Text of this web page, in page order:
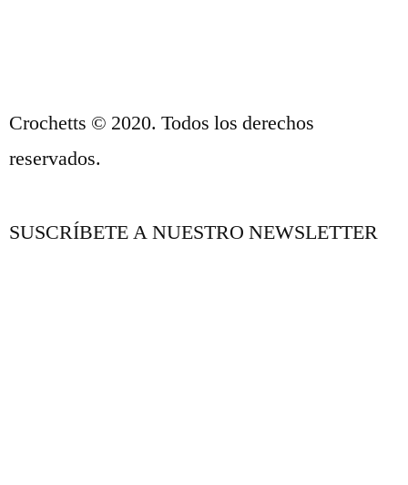
Crochetts © 2020. Todos los derechos
reservados.
SUSCRÍBETE A NUESTRO NEWSLETTER